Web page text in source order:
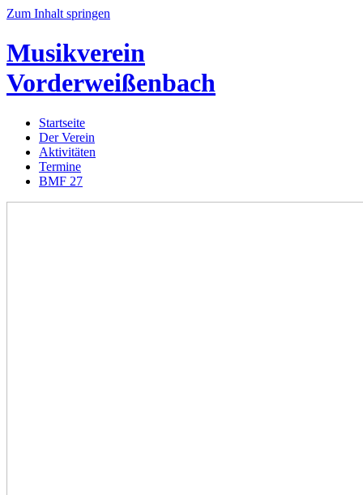
Zum Inhalt springen
Musikverein
Vorderweißenbach
Startseite
Der Verein
Aktivitäten
Termine
BMF 27